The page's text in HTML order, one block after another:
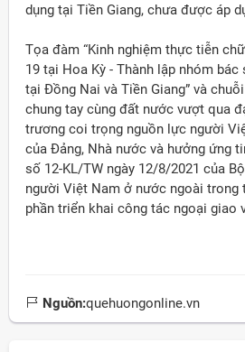
dụng tại Tiền Giang, chưa được áp
Tọa đàm “Kinh nghiệm thực tiễn
19 tại Hoa Kỳ - Thành lập nhóm
tại Đồng Nai và Tiền Giang” và
chung tay cùng đất nước vượt qua
trương coi trọng nguồn lực người
của Đảng, Nhà nước và hưởng ứng
số 12-KL/TW ngày 12/8/2021 của
người Việt Nam ở nước ngoài trong
phần triển khai công tác ngoại giao
Nguồn:quehuongonline.vn